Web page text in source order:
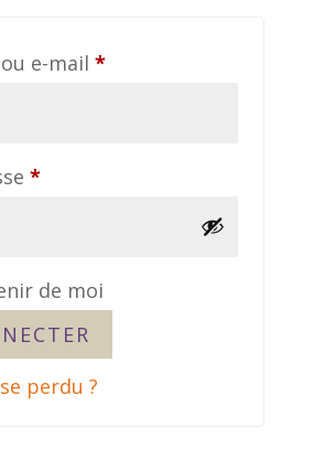
e-mail *Obligatoire
*Obligatoire
de moi
perdu ?